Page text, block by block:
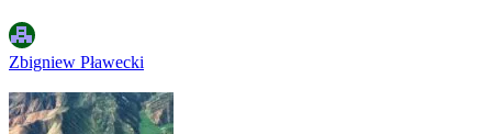
Zbigniew Pławecki